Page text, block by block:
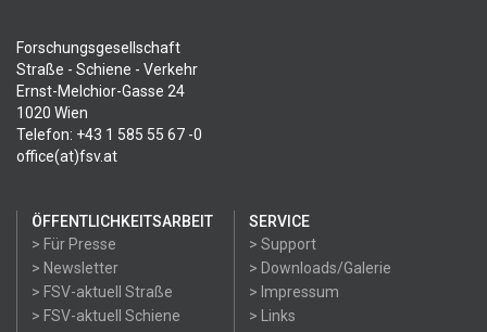
Forschungsgesellschaft
Straße - Schiene - Verkehr
Ernst-Melchior-Gasse 24
1020 Wien
Telefon: +43 1 585 55 67 -0
office(at)fsv.at
ÖFFENTLICHKEITSARBEIT
> Für Presse
> Newsletter
> FSV-aktuell Straße
> FSV-aktuell Schiene
SERVICE
> Support
> Downloads/Galerie
> Impressum
> Links